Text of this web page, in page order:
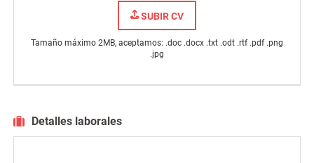
SUBIR CV
Tamaño máximo 2MB, aceptamos: .doc .docx .txt .odt .rtf .pdf .png
.jpg
Detalles laborales